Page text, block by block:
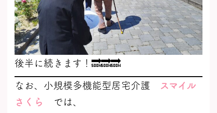
後半に続きます！🔜🔜🔜
なお、小規模多機能型居宅介護
スマイル
さくら
では、